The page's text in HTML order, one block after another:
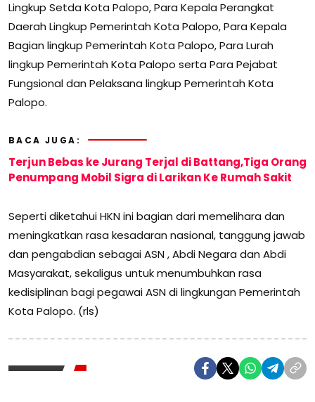
Lingkup Setda Kota Palopo, Para Kepala Perangkat
Daerah Lingkup Pemerintah Kota Palopo, Para Kepala
Bagian lingkup Pemerintah Kota Palopo, Para Lurah
lingkup Pemerintah Kota Palopo serta Para Pejabat
Fungsional dan Pelaksana lingkup Pemerintah Kota
Palopo.
BACA JUGA:
Terjun Bebas ke Jurang Terjal di Battang,Tiga Orang
Penumpang Mobil Sigra di Larikan Ke Rumah Sakit
Seperti diketahui HKN ini bagian dari memelihara dan
meningkatkan rasa kesadaran nasional, tanggung jawab
dan pengabdian sebagai ASN , Abdi Negara dan Abdi
Masyarakat, sekaligus untuk menumbuhkan rasa
kedisiplinan bagi pegawai ASN di lingkungan Pemerintah
Kota Palopo. (rls)